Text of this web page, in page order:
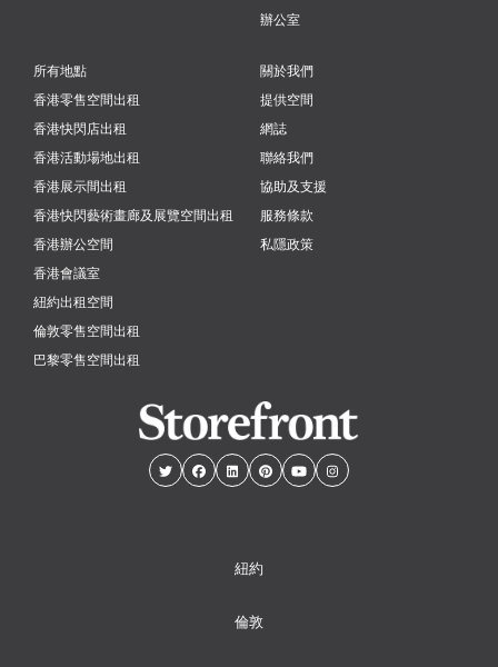
辦公室
所有地點
香港零售空間出租
香港快閃店出租
香港活動場地出租
香港展示間出租
香港快閃藝術畫廊及展覽空間出租
香港辦公空間
香港會議室
紐約出租空間
倫敦零售空間出租
巴黎零售空間出租
關於我們
提供空間
網誌
聯絡我們
協助及支援
服務條款
私隱政策
紐約
倫敦